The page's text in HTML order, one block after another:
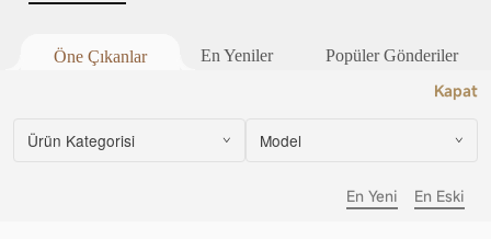
Öne Çıkanlar En Yeniler Popüler Gönderiler
Kapat
Ürün Kategorisi Model
En Yeni En Eski